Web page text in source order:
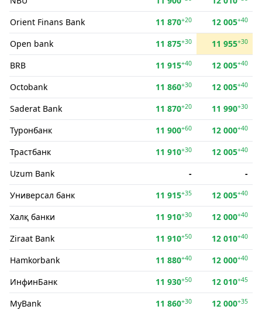
Orient Finans Bank 11 870+20 12 005+40
Open bank 11 875+30 11 955+30
BRB 11 915+40 12 005+40
Octobank 11 860+30 12 005+40
Saderat Bank 11 870+20 11 990+30
Туронбанк 11 900+60 12 000+40
Трастбанк 11 910+30 12 005+40
Uzum Bank -
-
Универсал банк
11 915+35 12 005+40
Халқ банки 11 910+30 12 000+40
Ziraat Bank 11 910+50 12 010+40
Hamkorbank 11 880+40 12 000+40
ИнфинБанк 11 930+50 12 010+45
MyBank 11 860+30 12 000+35